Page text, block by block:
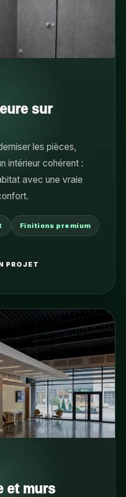
sur
les pièces,
intérieur cohérent :
avec une vraie
Finitions premium
PROJET
et murs